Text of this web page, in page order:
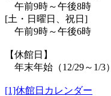
午前9時～午後8時
[土・日曜日、祝日]
午前9時～午後6時
【休館日】
年末年始（12/29～1/3）
[1]休館日カレンダー